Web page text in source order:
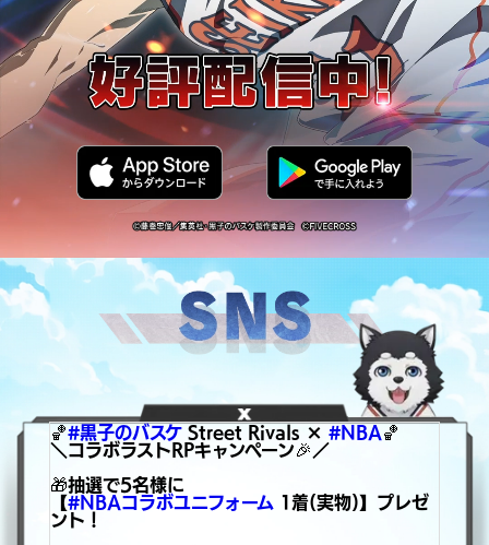
🏀#黒子のバスケStreet Rivals × #NBA🏀
＼コラボラストRPキャンペーン🎉／
🎁抽選で5名様に
【#NBAコラボユニフォーム 1着(実物)】プレゼ
ント！